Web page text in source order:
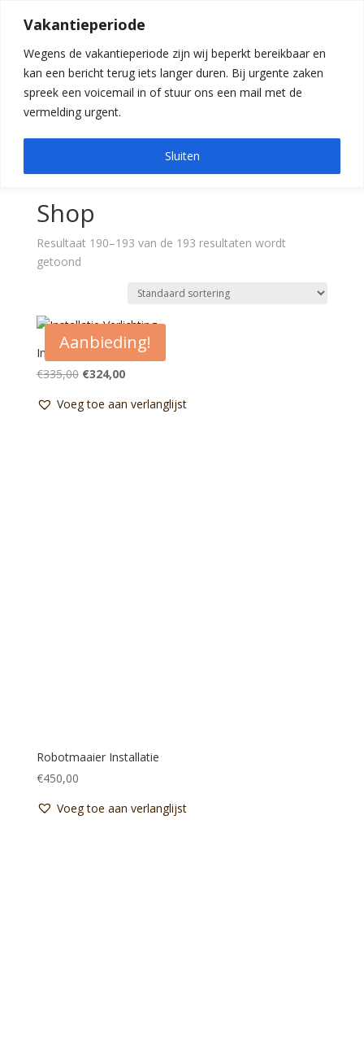
Vakantieperiode
Wegens de vakantieperiode zijn wij beperkt bereikbaar en
kan een bericht terug iets langer duren. Bij urgente zaken
spreek een voicemail in of stuur ons een mail met de
vermelding urgent.
Sluiten
Winkel
Home»Shop
Shop
Resultaat 190–193 van de 193 resultaten wordt
getoond
Aanbieding!
Installatie Verlichting
€335,00 Oorspronkelijke
was:
€324,00Huidige
is:
Voeg toe aan verlanglijst
Robotmaaier Installatie
€450,00
Voeg toe aan verlanglijst